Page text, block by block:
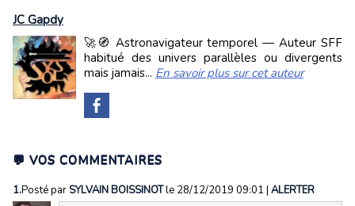
JC Gapdy
🚀🧭 Astronavigateur temporel — Auteur SFF
habitué des univers parallèles ou divergents
mais jamais... En savoir plus sur cet auteur
💬 VOS COMMENTAIRES
1.Posté par SYLVAIN BOISSINOTle 28/12/2019 09:01 | ALERTER